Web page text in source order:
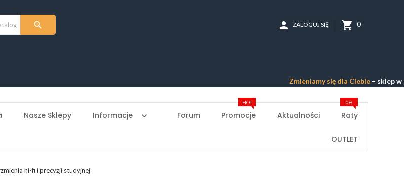
 shopping_cart 0
person ZALOGUJ SIĘ
Zmieniamy się dla Ciebie– sklep w
Nasze Sklepy Informacje keyboard_arrow_down Forum Promocje
HOT
Aktualności Raty
0%
OUTLET
hi-fi i precyzji studyjnej